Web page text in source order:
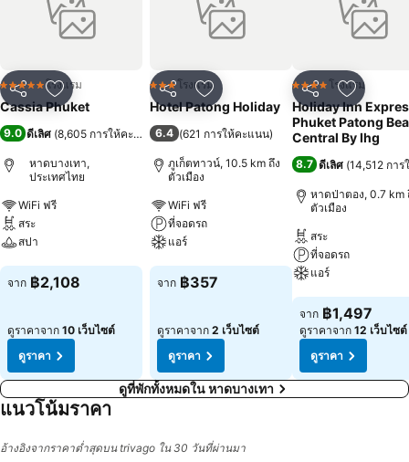
แชร์ เพิ่มในรายการโปรด
5 ดาว โรงแรม
Cassia Phuket
9.0 ดีเลิศ (8,605 การให้คะแนน )
หาดบางเทา,
ประเทศไทย
WiFi ฟรี
สระ
สปา
ดูราคา
จาก ฿2,108
ดูราคาจาก 10 เว็บไซต์
ดูราคา
แชร์ เพิ่มในรายการโปรด
3 ดาวโรงแรม
Hotel Patong Holiday
6.4 (621 การให้คะแนน)
ภูเก็ตทาวน์, 10.5 km ถึง
ตัวเมือง
WiFi ฟรี
ที่จอดรถ
แอร์
ดูราคา
จาก ฿357
ดูราคาจาก 2 เว็บไซต์
ดูราคา
แชร์ เพิ่มในรา
4 ดาว โรงแรม
Holiday Inn
Phuket Patong
Central By Ihg
8.7 ดีเลิศ (14,512 กา
หาดป่าตอง, 0.7 km
ตัวเมือง
สระ
ที่จอดรถ
แอร์
ดูราคา
จาก ฿1,497
ดูราคาจาก 12 เว็บไซต์
ดูราคา
ดูที่พักทั้งหมดใน หาดบางเทา
แนวโน้มราคา
อ้างอิงจากราคาต่ำสุดบน trivago ใน 30 วันที่ผ่านมา